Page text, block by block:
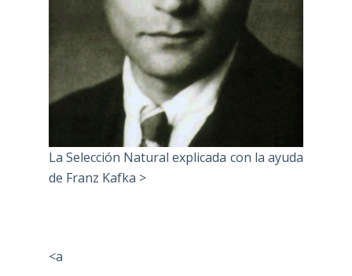
La Selección Natural explicada con la ayuda
de Franz Kafka >
<a